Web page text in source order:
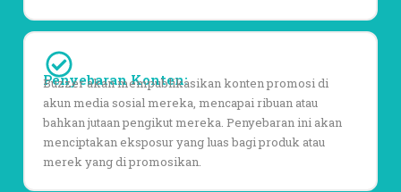
Penyebaran Konten:
Buzzer akan mempublikasikan konten promosi di
akun media sosial mereka, mencapai ribuan atau
bahkan jutaan pengikut mereka. Penyebaran ini akan
menciptakan eksposur yang luas bagi produk atau
merek yang di promosikan.